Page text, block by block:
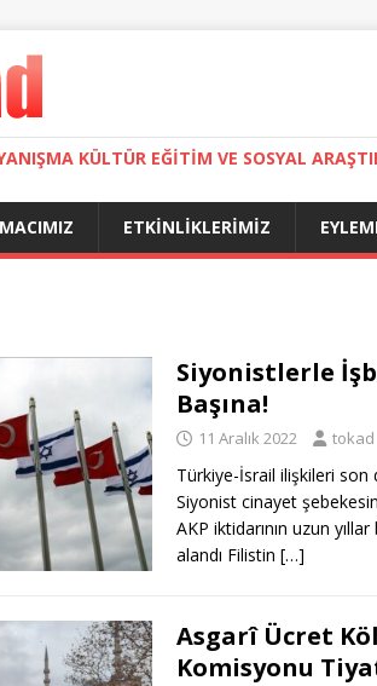
KÜLTÜR EĞITIM VE SOSYAL
ETKINLIKLERIMIZ
Siyonistlerle
Başına!
11 Aralık 2022 tokad
Türkiye-İsrail ilişkileri son
Siyonist cinayet
AKP iktidarının uzun
alandı Filistin […]
Asgarî Ücret
Komisyonu